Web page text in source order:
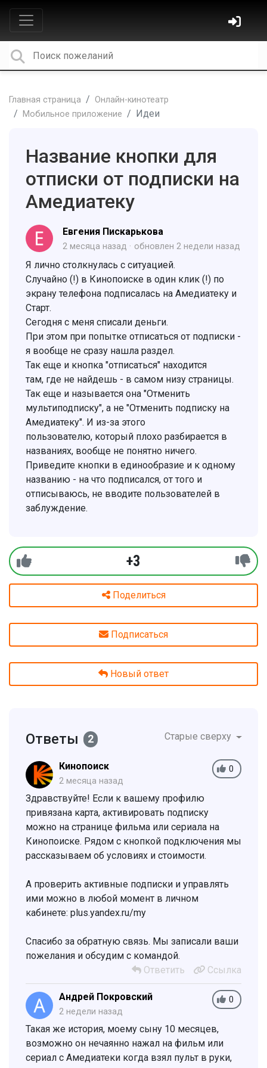
Главная страница
Онлайн-кинотеатр
Мобильное приложение
Идеи
Название кнопки для
отписки от подписки на
Амедиатеку
Евгения Пискарькова
2 месяца назад обновлен 2 недели назад
Я лично столкнулась с ситуацией.
Случайно (!) в Кинопоиске в один клик (!) по
экрану телефона подписалась на Амедиатеку и
Старт.
Сегодня с меня списали деньги.
При этом при попытке отписаться от подписки -
я вообще не сразу нашла раздел.
Так еще и кнопка "отписаться" находится
там, где не найдешь - в самом низу страницы.
Так еще и называется она "Отменить
мультиподписку", а не "Отменить подписку на
Амедиатеку". И из-за этого
пользователю, который плохо разбирается в
названиях, вообще не понятно ничего.
Приведите кнопки в единообразие и к одному
названию - на что подписался, от того и
отписываюсь, не вводите пользователей в
заблуждение.
+3
Поделиться
Подписаться
Новый ответ
Ответы 2 Старые сверху
0
Кинопоиск
2 месяца назад
Здравствуйте! Если к вашему профилю
привязана карта, активировать подписку
можно на странице фильма или сериала на
Кинопоиске. Рядом с кнопкой подключения мы
рассказываем об условиях и стоимости.
А проверить активные подписки и управлять
ими можно в любой момент в личном
кабинете: plus.yandex.ru/my
Спасибо за обратную связь. Мы записали ваши
пожелания и обсудим с командой.
Ответить
Ссылка
0
Андрей Покровский
2 недели назад
Такая же история, моему сыну 10 месяцев,
возможно он нечаянно нажал на фильм или
сериал с Амедиатеки когда взял пульт в руки,